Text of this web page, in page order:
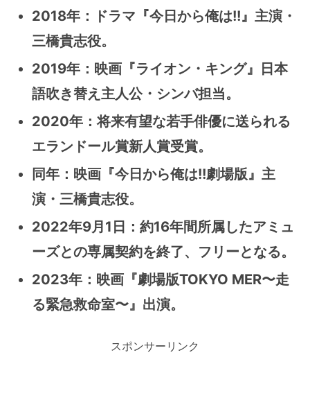
2018年：ドラマ『今日から俺は!!』主演・
三橋貴志役。
2019年：映画『ライオン・キング』日本
語吹き替え主人公・シンバ担当。
2020年：将来有望な若手俳優に送られる
エランドール賞新人賞受賞。
同年：映画『今日から俺は!!劇場版』主
演・三橋貴志役。
2022年9月1日：約16年間所属したアミュ
ーズとの専属契約を終了、フリーとなる。
2023年：映画『劇場版TOKYO MER〜走
る緊急救命室〜』出演。
スポンサーリンク